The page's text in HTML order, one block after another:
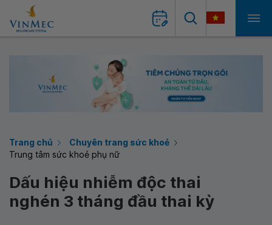
Trang chủ
Chuyên trang sức khoẻ
Trung tâm sức khoẻ phụ nữ
Dấu hiệu nhiễm độc thai
nghén 3 tháng đầu thai kỳ